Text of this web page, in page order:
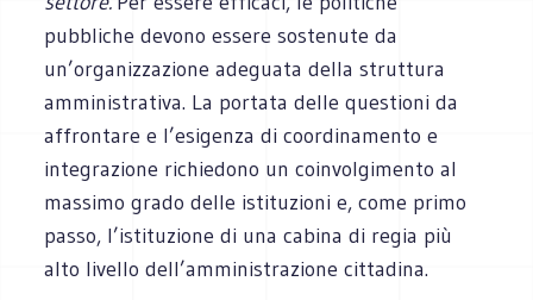
pubbliche devono essere sostenute da
un’organizzazione adeguata della struttura
amministrativa. La portata delle questioni da
affrontare e l’esigenza di coordinamento e
integrazione richiedono un coinvolgimento al
massimo grado delle istituzioni e, come primo
passo, l’istituzione di una cabina di regia più
alto livello dell’amministrazione cittadina.